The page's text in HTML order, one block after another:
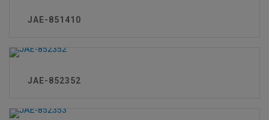
JAE-851410
JAE-852352